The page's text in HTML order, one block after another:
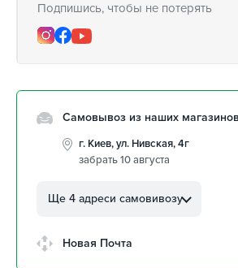
Подпишись, чтобы не потерять
Самовывоз из наших магазинов
г. Киев, ул. Нивская, 4г
забрать 10 августа
Автолюбителей, 8а
авторынок
Ще 4 адреси самовивозу
Новая Почта